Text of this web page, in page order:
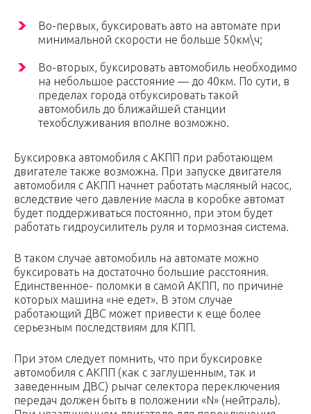
Во-первых, буксировать авто на автомате при
минимальной скорости не больше 50км\ч;
Во-вторых, буксировать автомобиль необходимо
на небольшое расстояние — до 40км. По сути, в
пределах города отбуксировать такой
автомобиль до ближайшей станции
техобслуживания вполне возможно.
Буксировка автомобиля с АКПП при работающем
двигателе также возможна. При запуске двигателя
автомобиля с АКПП начнет работать масляный насос,
вследствие чего давление масла в коробке автомат
будет поддерживаться постоянно, при этом будет
работать гидроусилитель руля и тормозная система.
В таком случае автомобиль на автомате можно
буксировать на достаточно большие расстояния.
Единственное- поломки в самой АКПП, по причине
которых машина «не едет». В этом случае
работающий ДВС может привести к еще более
серьезным последствиям для КПП.
При этом следует помнить, что при буксировке
автомобиля с АКПП (как с заглушенным, так и
заведенным ДВС) рычаг селектора переключения
передач должен быть в положении «N» (нейтраль).